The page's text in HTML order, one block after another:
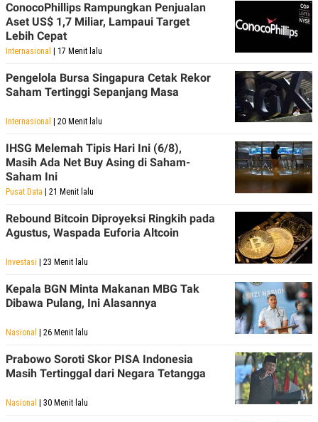
ConocoPhillips Rampungkan Penjualan
Aset US$ 1,7 Miliar, Lampaui Target
Lebih Cepat
Internasional | 17 Menit lalu
Pengelola Bursa Singapura Cetak Rekor
Saham Tertinggi Sepanjang Masa
Internasional | 20 Menit lalu
IHSG Melemah Tipis Hari Ini (6/8),
Masih Ada Net Buy Asing di Saham-
Saham Ini
Pusat Data | 21 Menit lalu
Rebound Bitcoin Diproyeksi Ringkih pada
Agustus, Waspada Euforia Altcoin
Investasi | 23 Menit lalu
Kepala BGN Minta Makanan MBG Tak
Dibawa Pulang, Ini Alasannya
Nasional | 26 Menit lalu
Prabowo Soroti Skor PISA Indonesia
Masih Tertinggal dari Negara Tetangga
Nasional | 30 Menit lalu